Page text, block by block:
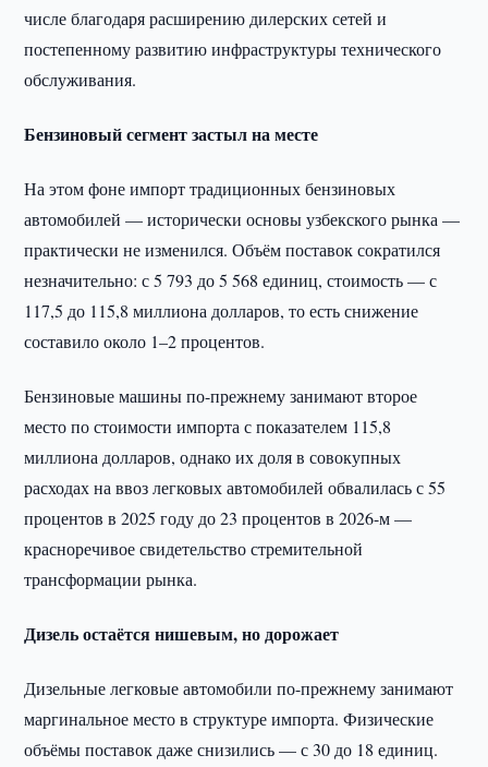
числе благодаря расширению дилерских сетей и
постепенному развитию инфраструктуры технического
обслуживания.
Бензиновый сегмент застыл на месте
На этом фоне импорт традиционных бензиновых
автомобилей — исторически основы узбекского рынка —
практически не изменился. Объём поставок сократился
незначительно: с 5 793 до 5 568 единиц, стоимость — с
117,5 до 115,8 миллиона долларов, то есть снижение
составило около 1–2 процентов.
Бензиновые машины по-прежнему занимают второе
место по стоимости импорта с показателем 115,8
миллиона долларов, однако их доля в совокупных
расходах на ввоз легковых автомобилей обвалилась с 55
процентов в 2025 году до 23 процентов в 2026-м —
красноречивое свидетельство стремительной
трансформации рынка.
Дизель остаётся нишевым, но дорожает
Дизельные легковые автомобили по-прежнему занимают
маргинальное место в структуре импорта. Физические
объёмы поставок даже снизились — с 30 до 18 единиц.